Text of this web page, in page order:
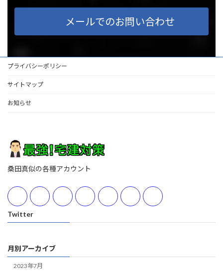
メールでのお問い合わせ
プライバシーポリシー
サイトマップ
お知らせ
桑田真似の各種アカウント
Twitter
月別アーカイブ
2023年7月